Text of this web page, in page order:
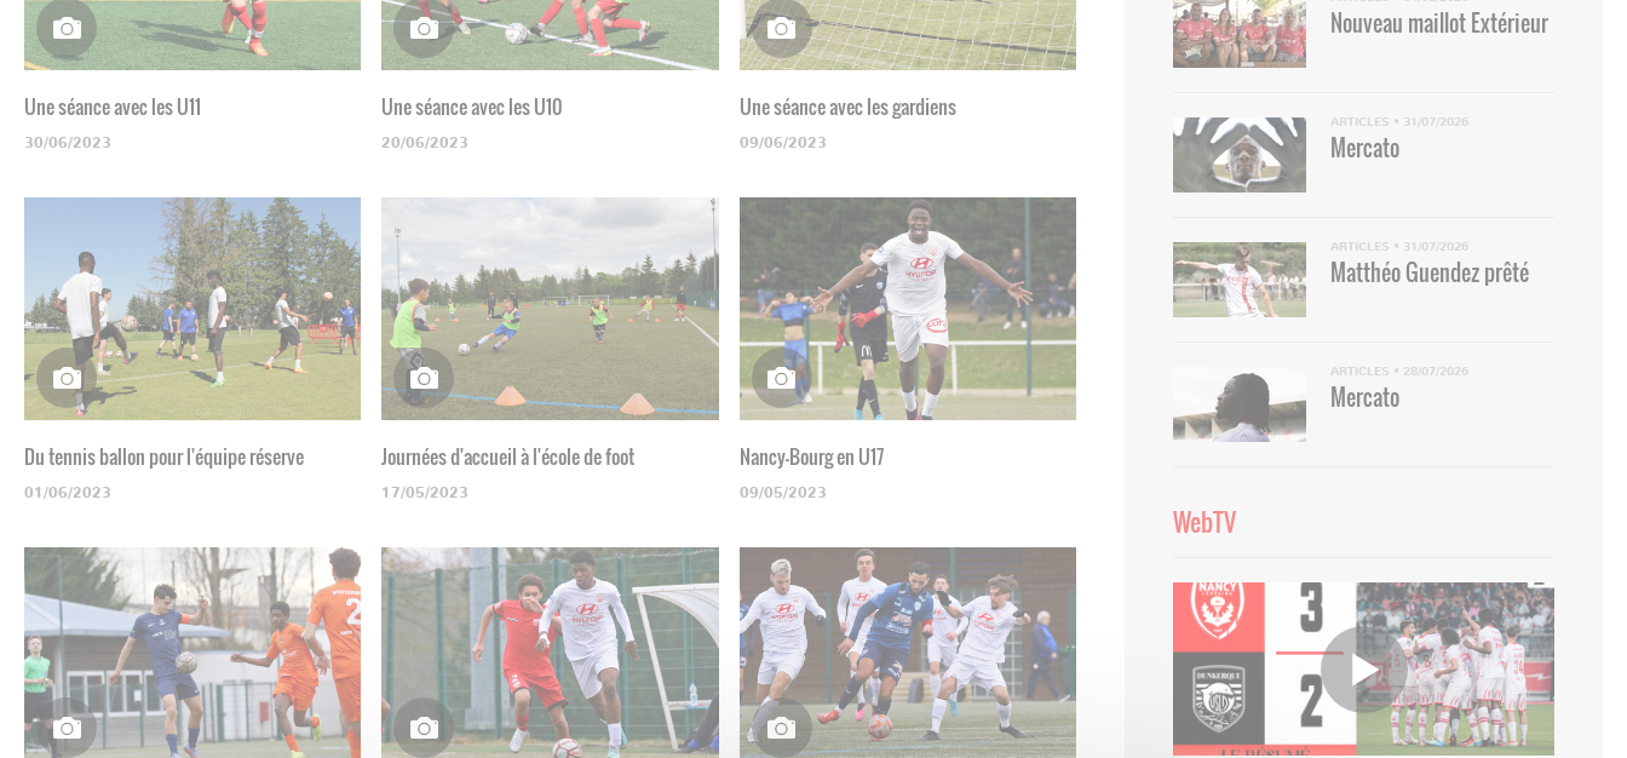
Une séance avec les U11
30/06/2023
Une séance avec les U10
20/06/2023
Une séance avec les gardiens
09/06/2023
Du tennis ballon pour l'équipe réserve
01/06/2023
Journées d'accueil à l'école de foot
17/05/2023
Nancy-Bourg en U17
09/05/2023
Nouveau maillot Extérieur
ARTICLES • 31/07/2026
Mercato
ARTICLES • 31/07/2026
Matthéo Guendez prêté
ARTICLES • 28/07/2026
Mercato
WebTV